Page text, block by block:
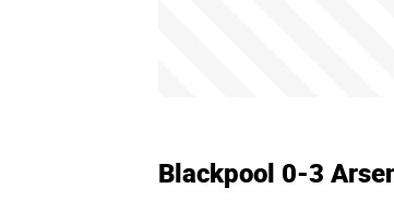
Blackpool 0-3